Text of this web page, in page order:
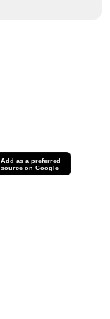
Add as a preferred
source on Google